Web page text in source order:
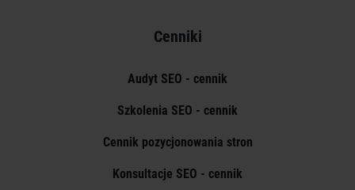
Cenniki
Audyt SEO - cennik
Szkolenia SEO - cennik
Cennik pozycjonowania stron
Konsultacje SEO - cennik